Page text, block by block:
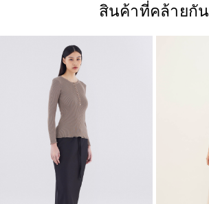
สินค้าที่คล้ายกัน